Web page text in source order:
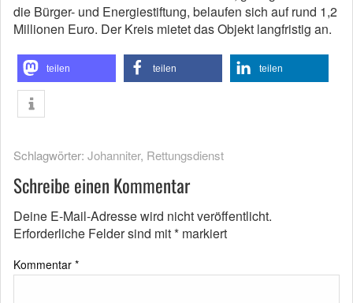
die Bürger- und Energiestiftung, belaufen sich auf rund 1,2
Millionen Euro. Der Kreis mietet das Objekt langfristig an.
teilen teilen teilen
Schlagwörter: Johanniter, Rettungsdienst
Schreibe einen Kommentar
Deine E-Mail-Adresse wird nicht veröffentlicht.
Erforderliche Felder sind mit* markiert
Kommentar *